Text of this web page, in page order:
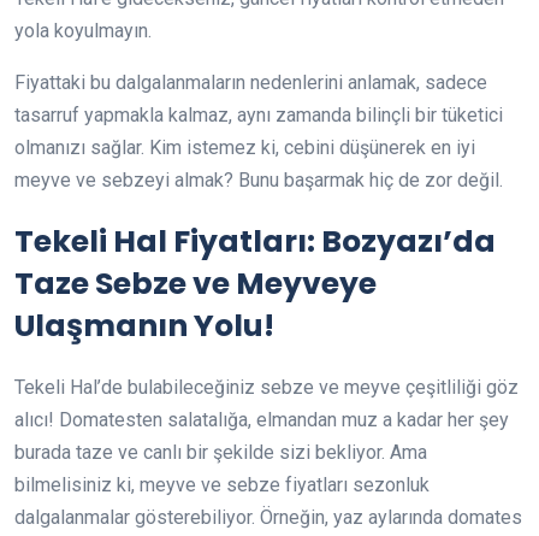
yola koyulmayın.
Fiyattaki bu dalgalanmaların nedenlerini anlamak, sadece
tasarruf yapmakla kalmaz, aynı zamanda bilinçli bir tüketici
olmanızı sağlar. Kim istemez ki, cebini düşünerek en iyi
meyve ve sebzeyi almak? Bunu başarmak hiç de zor değil.
Tekeli Hal Fiyatları: Bozyazı’da
Taze Sebze ve Meyveye
Ulaşmanın Yolu!
Tekeli Hal’de bulabileceğiniz sebze ve meyve çeşitliliği göz
alıcı! Domatesten salatalığa, elmandan muz a kadar her şey
burada taze ve canlı bir şekilde sizi bekliyor. Ama
bilmelisiniz ki, meyve ve sebze fiyatları sezonluk
dalgalanmalar gösterebiliyor. Örneğin, yaz aylarında domates